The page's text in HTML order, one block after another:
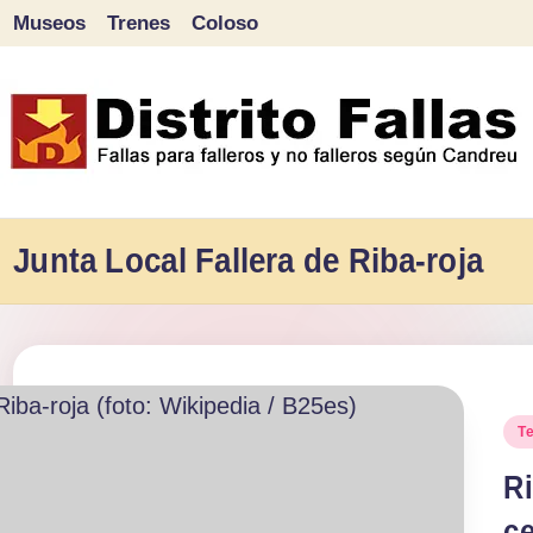
contenido
Museos Trenes Coloso
Junta Local Fallera de Riba-roja